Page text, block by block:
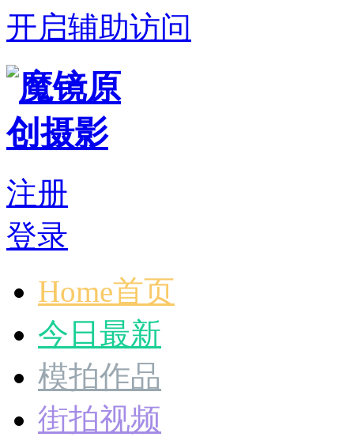
开启辅助访问
注册
登录
Home首页
今日最新
模拍作品
街拍视频